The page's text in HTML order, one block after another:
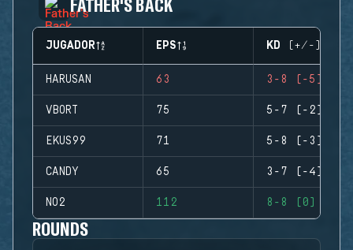
JUGADOR EPS KD (+/-)
HARUSAN 63 3-8 (-5)
VBORT 75 5-7 (-2)
EKUS99 71 5-8 (-3)
CANDY 65 3-7 (-4)
NO2 112 8-8 (0)
ROUNDS